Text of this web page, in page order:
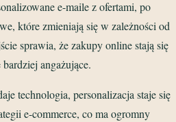
e-maile z ofertami, po
które zmieniają się w zależności od
sprawia, że zakupy online stają się
angażujące.
technologia, personalizacja staje się
e-commerce, co ma ogromny